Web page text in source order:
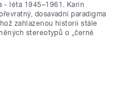
- léta 1945–1961. Karin
dosavadní paradigma
zahlazenou historii stále
stereotypů o „černé